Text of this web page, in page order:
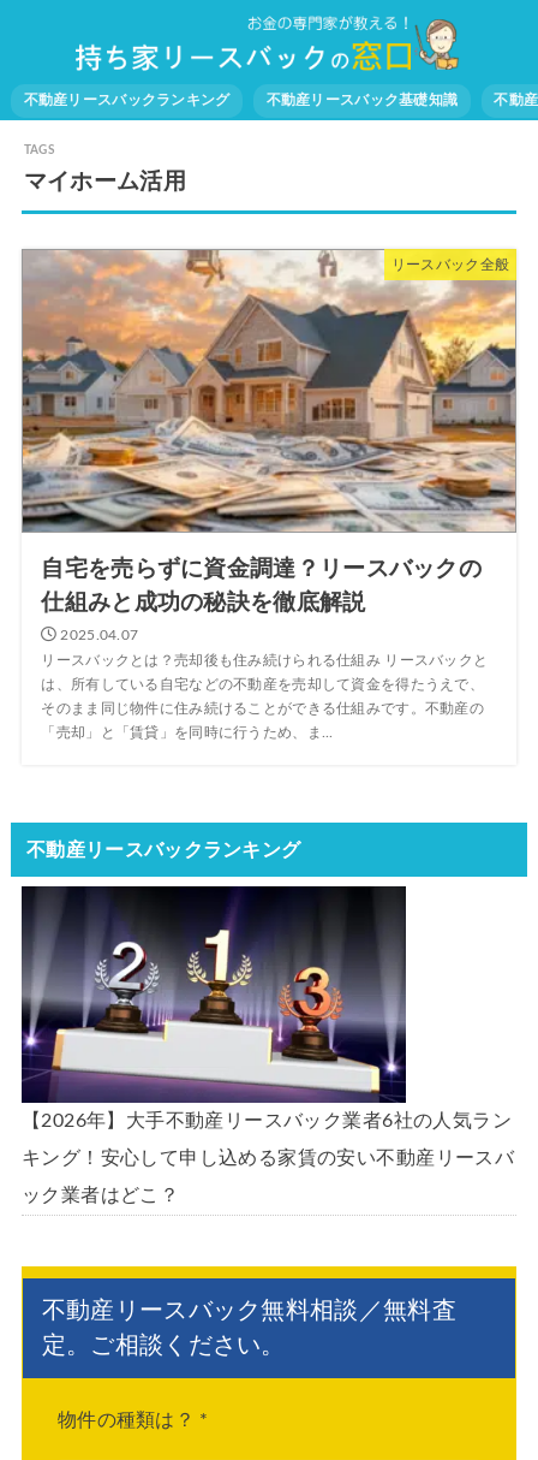
不動産リースバックランキング 不動産リースバック基礎知識 不動
マイホーム活用
リースバック全般
自宅を売らずに資金調達？リースバックの
仕組みと成功の秘訣を徹底解説
2025.04.07
リースバックとは？売却後も住み続けられる仕組み リースバックと
は、所有している自宅などの不動産を売却して資金を得たうえで、
そのまま同じ物件に住み続けることができる仕組みです。不動産の
「売却」と「賃貸」を同時に行うため、ま...
不動産リースバックランキング
【2026年】大手不動産リースバック業者6社の人気ラン
キング！安心して申し込める家賃の安い不動産リースバ
ック業者はどこ？
不動産リースバック無料相談／無料査
定。ご相談ください。
物件の種類は？ *